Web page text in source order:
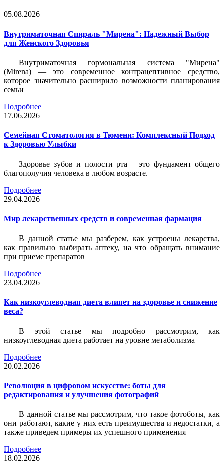
05.08.2026
Внутриматочная Спираль "Мирена": Надежный Выбор
для Женского Здоровья
Внутриматочная гормональная система "Мирена"
(Mirena) — это современное контрацептивное средство,
которое значительно расширило возможности планирования
семьи
Подробнее
17.06.2026
Семейная Стоматология в Тюмени: Комплексный Подход
к Здоровью Улыбки
Здоровье зубов и полости рта – это фундамент общего
благополучия человека в любом возрасте.
Подробнее
29.04.2026
Мир лекарственных средств и современная фармация
В данной статье мы разберем, как устроены лекарства,
как правильно выбирать аптеку, на что обращать внимание
при приеме препаратов
Подробнее
23.04.2026
Как низкоуглеводная диета влияет на здоровье и снижение
веса?
В этой статье мы подробно рассмотрим, как
низкоуглеводная диета работает на уровне метаболизма
Подробнее
20.02.2026
Революция в цифровом искусстве: боты для
редактирования и улучшения фотографий
В данной статье мы рассмотрим, что такое фотоботы, как
они работают, какие у них есть преимущества и недостатки, а
также приведем примеры их успешного применения
Подробнее
18.02.2026